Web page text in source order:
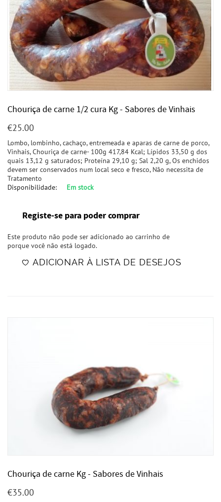
Chouriça de carne 1/2 cura Kg - Sabores de Vinhais
€25.00
Lombo, lombinho, cachaço, entremeada e aparas de carne de porco,
Vinhais, Chouriça de carne- 100g 417,84 Kcal; Lípidos 33,50 g dos
quais 13,12 g saturados; Proteína 29,10 g; Sal 2,20 g, Os enchidos
devem ser conservados num local seco e fresco, Não necessita de
Tratamento
Disponibilidade:
Em stock
Registe-se para poder comprar
Este produto não pode ser adicionado ao carrinho de
porque você não está logado.
ADICIONAR À LISTA DE DESEJOS
Chouriça de carne Kg - Sabores de Vinhais
€35.00